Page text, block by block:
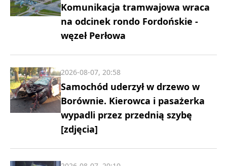
Komunikacja tramwajowa wraca
na odcinek rondo Fordońskie -
węzeł Perłowa
Samochód uderzył w drzewo w
Borównie. Kierowca i pasażerka
wypadli przez przednią szybę
[zdjęcia]
2026-08-07, 20:58